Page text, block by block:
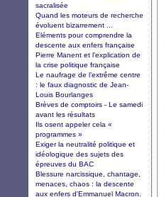
sacralisée
Quand les moteurs de recherche
évoluent bizarrement ...
Eléments pour comprendre la
descente aux enfers française
Pierre Manent et l’explication de
la crise politique française
Le naufrage de l’extrême centre
: le faux diagnostic de Jean-
Louis Bourlanges
Brèves de comptoirs - Le samedi
avant les résultats
Ils osent appeler cela «
programmes »
Exiger la neutralité politique et
idéologique des sujets des
épreuves du BAC
Blessure narcissique, chantage,
menaces, chaos : la descente
aux enfers d'Emmanuel Macron.